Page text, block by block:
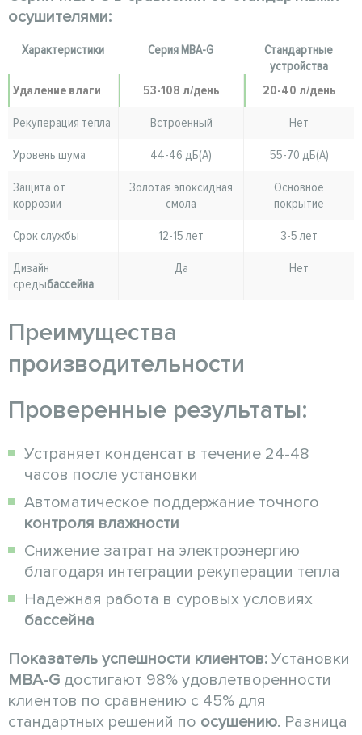
осушителями:
Характеристики Серия MBA-G
Стандартные
устройства
Удаление влаги
53-108 л/день
20-40 л/день
Рекуперация тепла
Встроенный
Нет
Уровень шума
44-46 дБ(A)
55-70 дБ(A)
Защита от
коррозии
Золотая эпоксидная
смола
Основное
покрытие
Срок службы
12-15 лет
3-5 лет
Дизайн
средыбассейна
Да Нет
Преимущества
производительности
Проверенные результаты:
Устраняет конденсат в течение 24-48
часов после установки
Автоматическое поддержание точного
контроля влажности
Снижение затрат на электроэнергию
благодаря интеграции рекуперации тепла
Надежная работа в суровых условиях
бассейна
Показатель успешности клиентов: Установки
MBA-G достигают 98% удовлетворенности
клиентов по сравнению с 45% для
стандартных решений по осушению. Разница